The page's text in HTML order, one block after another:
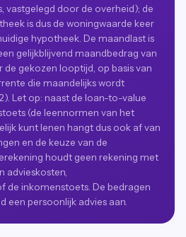
vastgelegd door de overheid); de
is dus de woningwaarde keer
hypotheek. De maandlast is
gelijkblijvend maandbedrag van
de gekozen looptijd, op basis van
die maandelijks wordt
Let op: naast de loan-to-value
(de leennormen van het
kunt lenen hangt dus ook af van
en de keuze van de
houdt geen rekening met
advieskosten,
de inkomenstoets. De bedragen
een persoonlijk advies aan.